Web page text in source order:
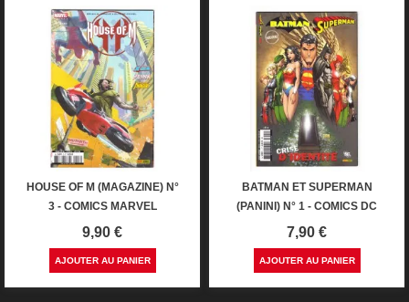
HOUSE OF M (MAGAZINE) N°
3 - COMICS MARVEL
Prix
9,90 €
AJOUTER AU PANIER
BATMAN ET SUPERMAN
(PANINI) N° 1 - COMICS DC
Prix
7,90 €
AJOUTER AU PANIER